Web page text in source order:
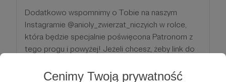
Cenimy Twoją prywatność
Dodatkowo wspomnimy o Tobie na naszym
Instagramie @anioly_zwierzat_niczyich w rolce,
która będzie specjalnie poświęcona Patronom z
tego progu i powyżej! Jeżeli chcesz, żeby link do
do nas!